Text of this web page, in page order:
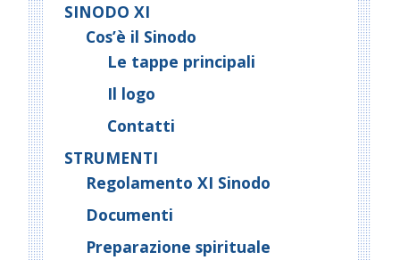
SINODO XI
Cos’è il Sinodo
Le tappe principali
Il logo
Contatti
STRUMENTI
Regolamento XI Sinodo
Documenti
Preparazione spirituale